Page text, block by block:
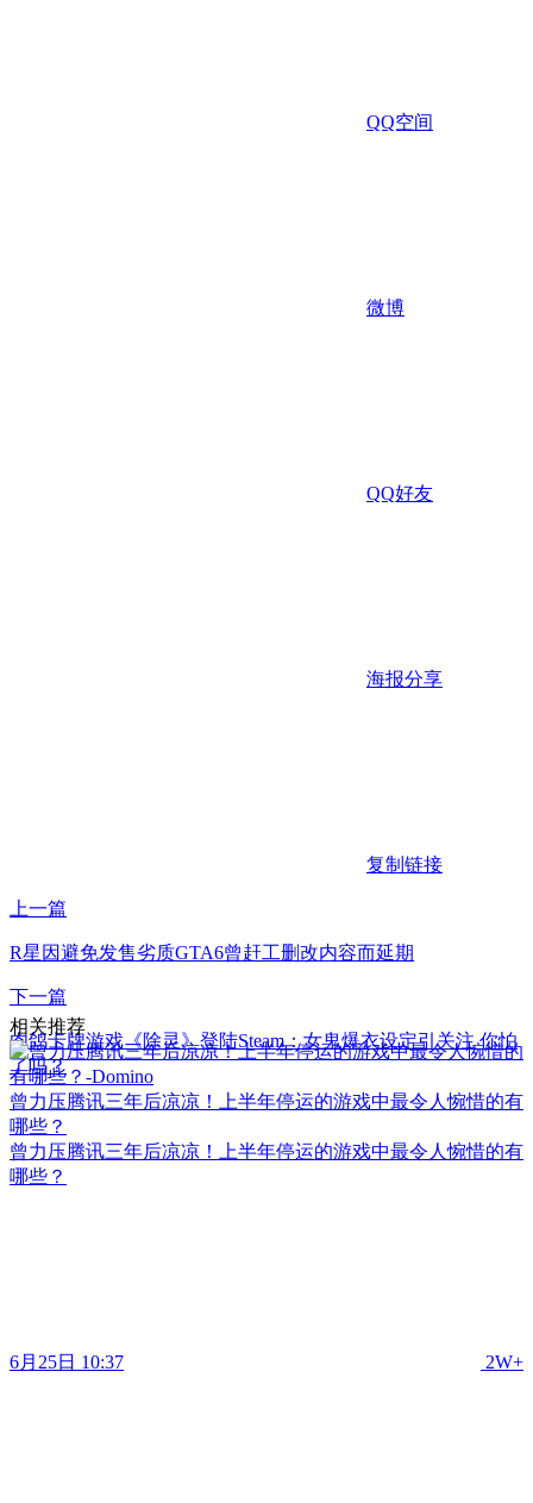
QQ空间
微博
QQ好友
海报分享
复制链接
上一篇
R星因避免发售劣质GTA6曾赶工删改内容而延期
下一篇
肉鸽卡牌游戏《除灵》登陆Steam：女鬼爆衣设定引关注 你怕
了吗？
相关推荐
曾力压腾讯三年后凉凉！上半年停运的游戏中最令人惋惜的有
哪些？
曾力压腾讯三年后凉凉！上半年停运的游戏中最令人惋惜的有
哪些？
6月25日 10:37 2W+